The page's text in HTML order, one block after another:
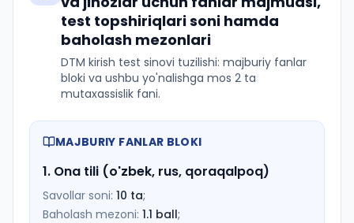
test topshiriqlari soni hamda
baholash mezonlari
DTM kirish test sinovi tuzilishi: majburiy fanlar
bloki va ushbu yo'nalishga mos 2 ta
mutaxassislik fani.
MAJBURIY FANLAR BLOKI
1. Ona tili (o'zbek, rus, qoraqalpoq)
Savollar soni: 10 ta;
Baholash mezoni: 1.1 ball;